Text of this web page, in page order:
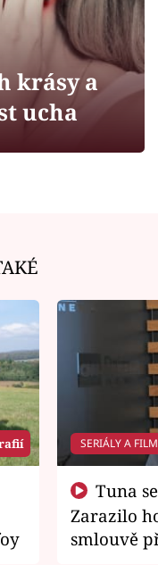
krásy a
ucha
SERIÁLY A
Zarazilo
smlouvě